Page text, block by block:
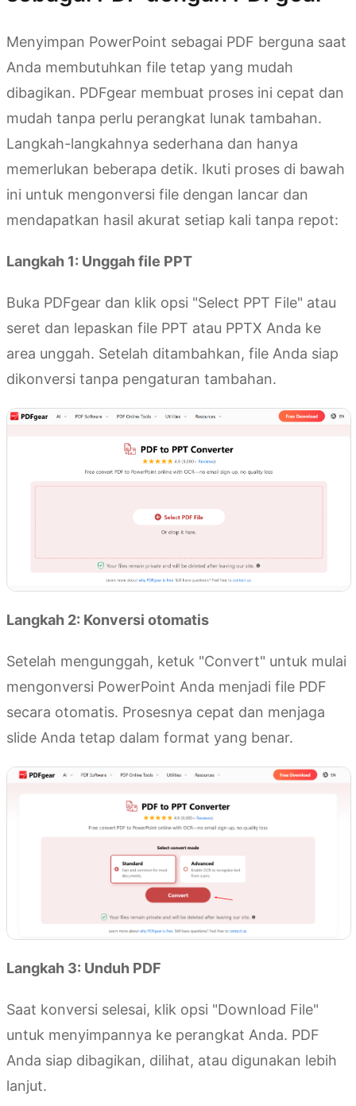
Menyimpan PowerPoint sebagai PDF berguna saat
Anda membutuhkan file tetap yang mudah
dibagikan. PDFgear membuat proses ini cepat dan
mudah tanpa perlu perangkat lunak tambahan.
Langkah-langkahnya sederhana dan hanya
memerlukan beberapa detik. Ikuti proses di bawah
ini untuk mengonversi file dengan lancar dan
mendapatkan hasil akurat setiap kali tanpa repot:
Langkah 1: Unggah file PPT
Buka PDFgear dan klik opsi "Select PPT File" atau
seret dan lepaskan file PPT atau PPTX Anda ke
area unggah. Setelah ditambahkan, file Anda siap
dikonversi tanpa pengaturan tambahan.
Langkah 2: Konversi otomatis
Setelah mengunggah, ketuk "Convert" untuk mulai
mengonversi PowerPoint Anda menjadi file PDF
secara otomatis. Prosesnya cepat dan menjaga
slide Anda tetap dalam format yang benar.
Langkah 3: Unduh PDF
Saat konversi selesai, klik opsi "Download File"
untuk menyimpannya ke perangkat Anda. PDF
Anda siap dibagikan, dilihat, atau digunakan lebih
lanjut.